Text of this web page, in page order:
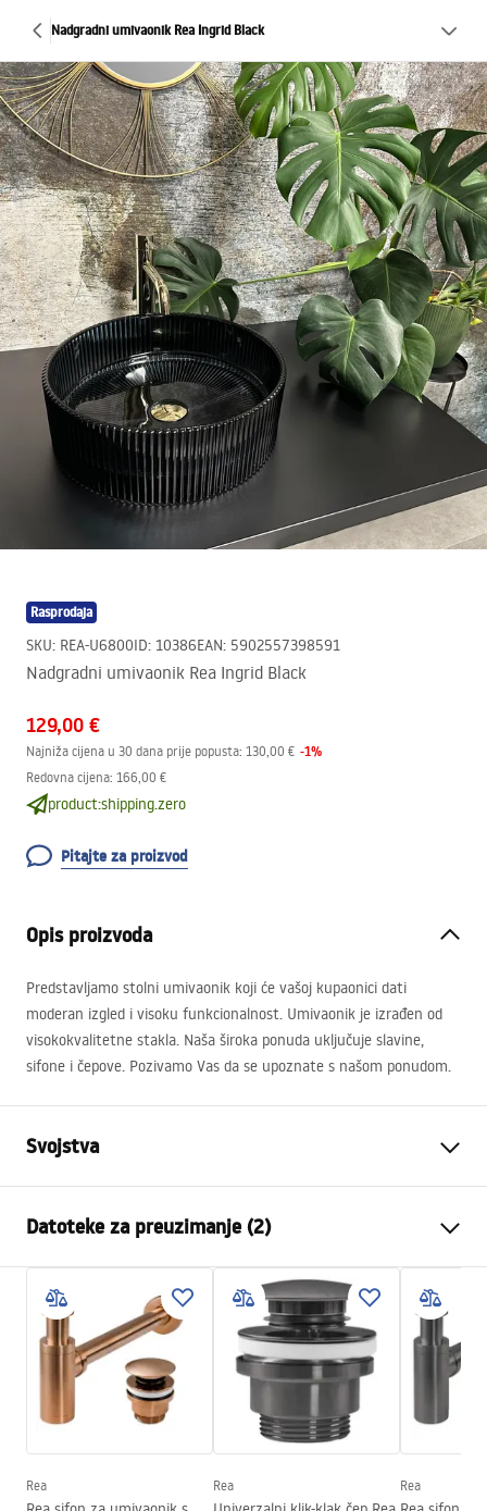
Nadgradni umivaonik Rea Ingrid Black
Rasprodaja
SKU: REA-U6800ID: 10386EAN: 5902557398591
Nadgradni umivaonik Rea Ingrid Black
129,00 €
Najniža cijena u 30 dana prije popusta: 130,00 € -1%
Redovna cijena: 166,00 €
product:shipping.zero
Pitajte za proizvod
Opis proizvoda
Predstavljamo stolni umivaonik koji će vašoj kupaonici dati
moderan izgled i visoku funkcionalnost. Umivaonik je izrađen od
visokokvalitetne stakla. Naša široka ponuda uključuje slavine,
sifone i čepove. Pozivamo Vas da se upoznate s našom ponudom.
Svojstva
Materijal
Kaljeno staklo
Boja
Crn
Završetak
Sjajni
Duljina
395mm
Širina
395mm
Visina
120mm
95mm
Oblik
Datoteke za preuzimanje (2)
Montažne upute
Basin.pdf
Jamstveni uvjeti
Warranty_Terms_and_Conditions_Basins_-_5.pdf
Rea Rea Rea